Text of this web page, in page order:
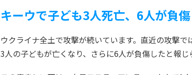
キーウで子ども3人死亡、 6人が負傷
ウクライナ全土で攻撃が続いています。直近の攻撃で
3人の子どもが亡くなり、さらに6人が負傷したと報じ